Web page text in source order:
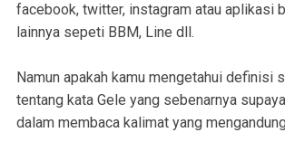
facebook, twitter, instagram atau aplikasi
lainnya sepeti BBM, Line dll.
Namun apakah kamu mengetahui definisi
tentang kata Gele yang sebenarnya
dalam membaca kalimat yang